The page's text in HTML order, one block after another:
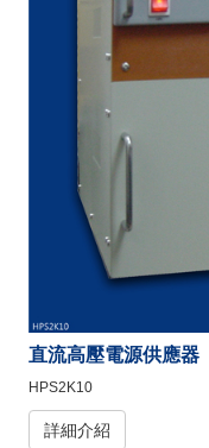
直流高壓電源供應器
HPS2K10
詳細介紹